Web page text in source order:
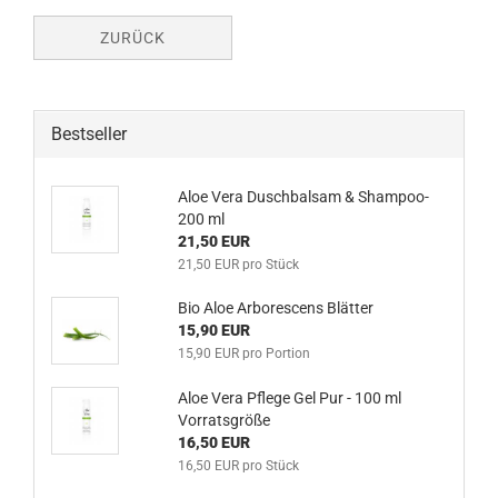
ZURÜCK
Bestseller
Aloe Vera Duschbalsam & Shampoo-
200 ml
21,50 EUR
21,50 EUR pro Stück
Bio Aloe Arborescens Blätter
15,90 EUR
15,90 EUR pro Portion
Aloe Vera Pflege Gel Pur - 100 ml
Vorratsgröße
16,50 EUR
16,50 EUR pro Stück